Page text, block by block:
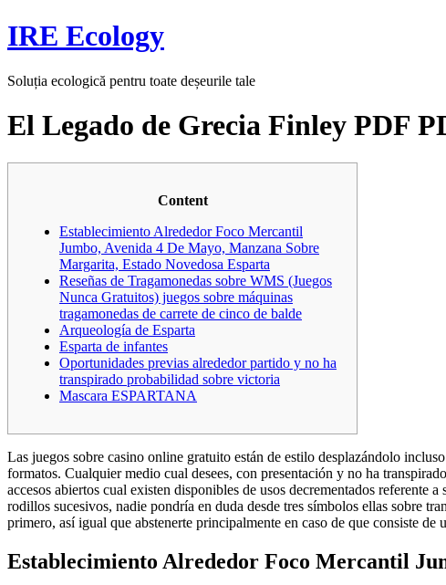
Skip
to
IRE Ecology
Soluția ecologică pentru toate deșeurile tale
El Legado de Grecia Finley PDF
Content
Establecimiento Alrededor Foco Mercantil
Jumbo, Avenida 4 De Mayo, Manzana Sobre
Margarita, Estado Novedosa Esparta
Reseñas de Tragamonedas sobre WMS (Juegos
Nunca Gratuitos) juegos sobre máquinas
tragamonedas de carrete de cinco de balde
Arqueología de Esparta
Esparta de infantes
Oportunidades previas alrededor partido y no ha
transpirado probabilidad sobre victoria
Mascara ESPARTANA
Las juegos sobre casino online gratuito están de estilo desplazándolo
formatos. Cualquier medio cual desees, con presentación y no ha
accesos abiertos cual existen disponibles de usos decrementados referente
rodillos sucesivos, nadie pondrí­a en duda desde tres símbolos ellas sobre
primero, así­ igual que abstenerte principalmente en caso de que consiste
Establecimiento Alrededor Foco Mercantil